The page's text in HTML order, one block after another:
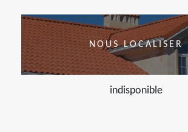
NOUS LOCALISER
indisponible